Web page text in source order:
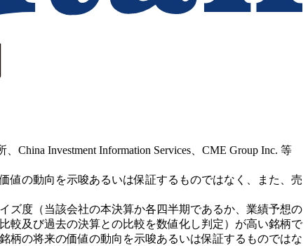
Investment Information Services、CME Group Inc. 等
値の動向を示唆あるいは保証するものではなく、また、売
ズ度（当該会社の本決算か各四半期であるか、業績予想の
較及び過去の決算との比較を数値化し判定）が高い銘柄で
柄の将来の価値の動向を示唆あるいは保証するものではな